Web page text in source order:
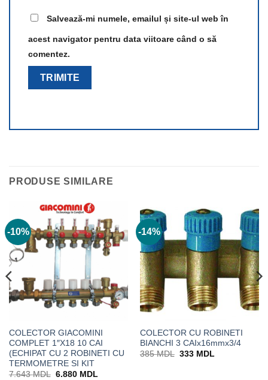
Salvează-mi numele, emailul și site-ul web în
acest navigator pentru data viitoare când o să
comentez.
PRODUSE SIMILARE
-10%
COLECTOR GIACOMINI
COMPLET 1″X18 10 CAI
(ECHIPAT CU 2 ROBINETI CU
TERMOMETRE SI KIT
7.643MDL Prețul
6.880 MDLPrețul
-14%
COLECTOR CU ROBINETI
BIANCHI 3 CAIx16mmx3/4
385MDL Prețul
333 MDLPrețul